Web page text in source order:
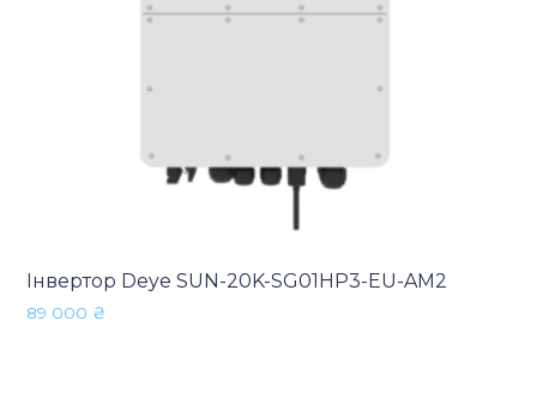
Інвертор Deye SUN-20K-SG01HP3-EU-AM2
89 000 ₴